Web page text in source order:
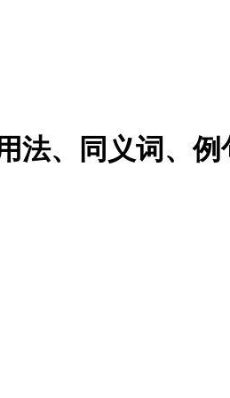
法、同义词、例